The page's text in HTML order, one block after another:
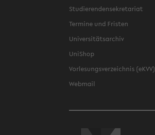
Studierendensekretariat
Termine und Fristen
Universitätsarchiv
UniShop
Vorlesungsverzeichnis (eKVV)
Webmail